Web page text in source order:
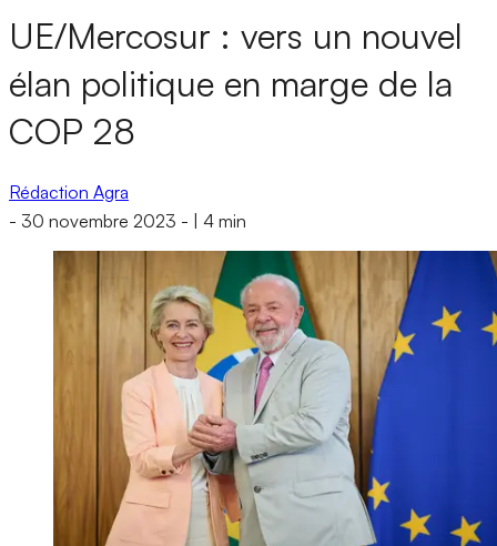
UE/Mercosur : vers un nouvel
élan politique en marge de la
COP 28
Rédaction Agra
- 30 novembre 2023 - 4 min